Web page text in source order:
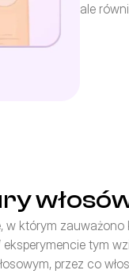
ale
w którym
tym
przez co